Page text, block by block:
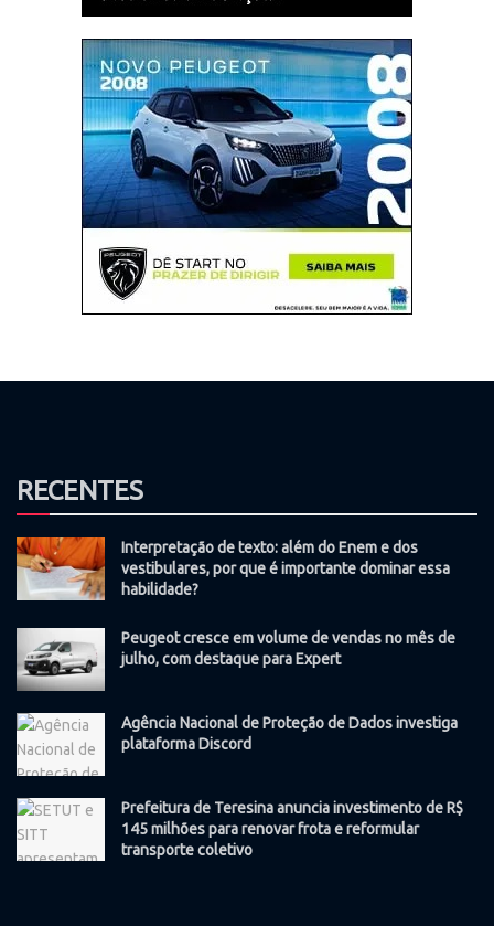
RECENTES
Interpretação de texto: além do Enem e dos
vestibulares, por que é importante dominar essa
habilidade?
Peugeot cresce em volume de vendas no mês de
julho, com destaque para Expert
Agência Nacional de Proteção de Dados investiga
plataforma Discord
Prefeitura de Teresina anuncia investimento de R$
145 milhões para renovar frota e reformular
transporte coletivo